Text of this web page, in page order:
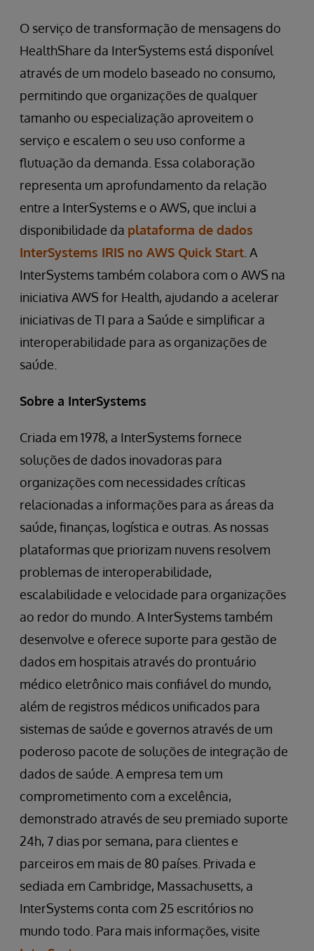
O serviço de transformação de mensagens do
HealthShare da InterSystems está disponível
através de um modelo baseado no consumo,
permitindo que organizações de qualquer
tamanho ou especialização aproveitem o
serviço e escalem o seu uso conforme a
flutuação da demanda. Essa colaboração
representa um aprofundamento da relação
entre a InterSystems e o AWS, que inclui a
disponibilidade da plataforma de dados
InterSystems IRIS no AWS Quick Start . A
InterSystems também colabora com o AWS na
iniciativa AWS for Health, ajudando a acelerar
iniciativas de TI para a Saúde e simplificar a
interoperabilidade para as organizações de
saúde.
Sobre a InterSystems
Criada em 1978, a InterSystems fornece
soluções de dados inovadoras para
organizações com necessidades críticas
relacionadas a informações para as áreas da
saúde, finanças, logística e outras. As nossas
plataformas que priorizam nuvens resolvem
problemas de interoperabilidade,
escalabilidade e velocidade para organizações
ao redor do mundo. A InterSystems também
desenvolve e oferece suporte para gestão de
dados em hospitais através do prontuário
médico eletrônico mais confiável do mundo,
além de registros médicos unificados para
sistemas de saúde e governos através de um
poderoso pacote de soluções de integração de
dados de saúde. A empresa tem um
comprometimento com a excelência,
demonstrado através de seu premiado suporte
24h, 7 dias por semana, para clientes e
parceiros em mais de 80 países. Privada e
sediada em Cambridge, Massachusetts, a
InterSystems conta com 25 escritórios no
mundo todo. Para mais informações, visite